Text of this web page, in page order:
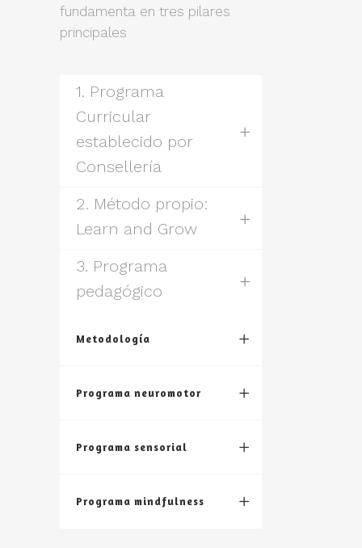
fundamenta en tres pilares
principales
1. Programa
Curricular
establecido por
Consellería
2. Método propio:
Learn and Grow
3. Programa
pedagógico
Metodología
Programa neuromotor
Programa sensorial
Programa mindfulness